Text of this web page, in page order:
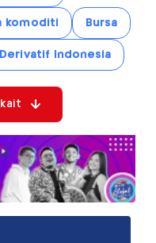
komoditi Bursa
Indonesia